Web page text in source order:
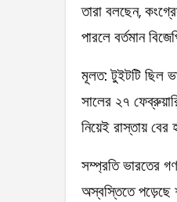
তারা বলছেন,
পারলে বর্তমান
মূলত: টুইটটি ছিল
সালের ২৭
নিয়েই রাস্তায় বের
সম্প্রতি ভারতের
অস্বস্তিতে পড়েছে